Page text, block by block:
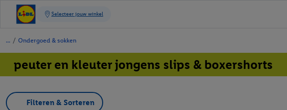
/ Ondergoed & sokken
peuter en kleuter jongens slips & boxershorts
Filteren & Sorteren